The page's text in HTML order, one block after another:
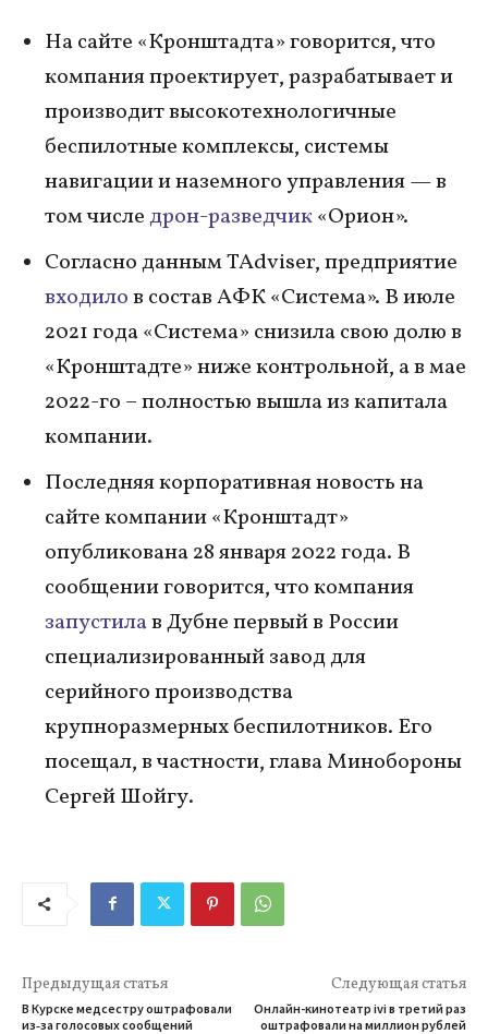
На сайте «Кронштадта» говорится, что
компания проектирует, разрабатывает и
производит высокотехнологичные
беспилотные комплексы, системы
навигации и наземного управления — в
том числедрон-разведчик«Орион».
Согласно данным TAdviser, предприятие
входилов состав АФК «Система». В июле
2021 года «Система» снизила свою долю в
«Кронштадте» ниже контрольной, а в мае
2022-го – полностью вышла из капитала
компании.
Последняя корпоративная новость на
сайте компании «Кронштадт»
опубликована 28 января 2022 года. В
сообщении говорится, что компания
запустилав Дубне первый в России
специализированный завод для
серийного производства
крупноразмерных беспилотников. Его
посещал, в частности, глава Минобороны
Сергей Шойгу.
Предыдущая статья
В Курске медсестру оштрафовали
из‑за голосовых сообщений
Следующая статья
Онлайн-кинотеатр ivi в третий раз
оштрафовали на миллион рублей